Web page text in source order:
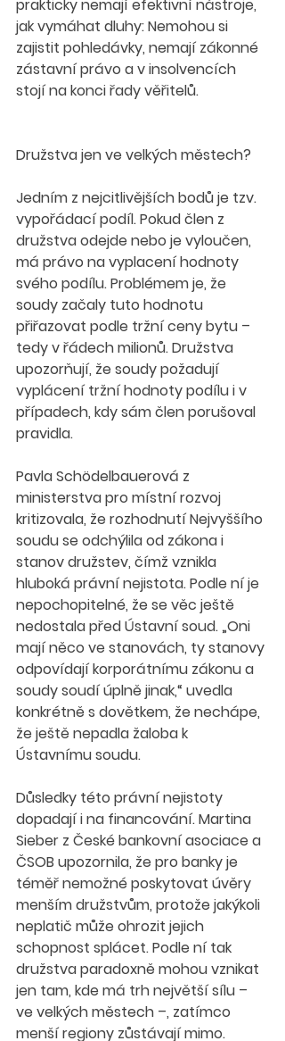
prakticky nemají efektivní nástroje,
jak vymáhat dluhy: Nemohou si
zajistit pohledávky, nemají zákonné
zástavní právo a v insolvencích
stojí na konci řady věřitelů.
Družstva jen ve velkých městech?
Jedním z nejcitlivějších bodů je tzv.
vypořádací podíl. Pokud člen z
družstva odejde nebo je vyloučen,
má právo na vyplacení hodnoty
svého podílu. Problémem je, že
soudy začaly tuto hodnotu
přiřazovat podle tržní ceny bytu –
tedy v řádech milionů. Družstva
upozorňují, že soudy požadují
vyplácení tržní hodnoty podílu i v
případech, kdy sám člen porušoval
pravidla.
Pavla Schödelbauerová z
ministerstva pro místní rozvoj
kritizovala, že rozhodnutí Nejvyššího
soudu se odchýlila od zákona i
stanov družstev, čímž vznikla
hluboká právní nejistota. Podle ní je
nepochopitelné, že se věc ještě
nedostala před Ústavní soud. „Oni
mají něco ve stanovách, ty stanovy
odpovídají korporátnímu zákonu a
soudy soudí úplně jinak,“ uvedla
konkrétně s dovětkem, že nechápe,
že ještě nepadla žaloba k
Ústavnímu soudu.
Důsledky této právní nejistoty
dopadají i na financování. Martina
Sieber z České bankovní asociace a
ČSOB upozornila, že pro banky je
téměř nemožné poskytovat úvěry
menším družstvům, protože jakýkoli
neplatič může ohrozit jejich
schopnost splácet. Podle ní tak
družstva paradoxně mohou vznikat
jen tam, kde má trh největší sílu –
ve velkých městech –, zatímco
menší regiony zůstávají mimo.